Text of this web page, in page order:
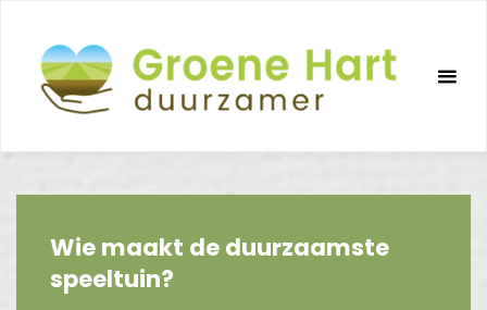
inhoud
Wie maakt de duurzaamste
speeltuin?